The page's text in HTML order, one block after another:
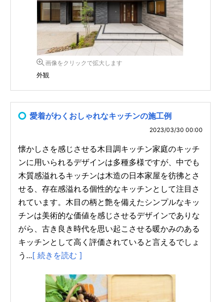
画像をクリックで拡大します
外観
愛着がわくおしゃれなキッチンの施工例
2023/03/30 00:00
懐かしさを感じさせる木目調キッチン家庭のキッチ
ンに用いられるデザインは多種多様ですが、中でも
木質感溢れるキッチンは木造の日本家屋を彷彿とさ
せる、存在感溢れる個性的なキッチンとして注目さ
れています。木目の柄と艶を備えたシンプルなキッ
チンは美術的な価値を感じさせるデザインでありな
がら、古き良き時代を思い起こさせる暖かみのある
キッチンとして高く評価されていると言えるでしょ
う...[ 続きを読む ]